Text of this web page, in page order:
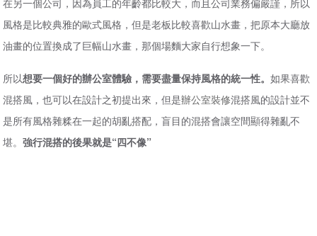
在另一個公司，因為員工的年齡都比較大，而且公司業務偏嚴謹，所以
風格是比較典雅的歐式風格，但是老板比較喜歡山水畫，把原本大廳放
油畫的位置換成了巨幅山水畫，那個場麵大家自行想象一下。
所以想要一個好的辦公室體驗，需要盡量保持風格的統一性。如果喜歡
混搭風，也可以在設計之初提出來，但是辦公室裝修混搭風的設計並不
是所有風格雜糅在一起的胡亂搭配，盲目的混搭會讓空間顯得雜亂不
堪。強行混搭的後果就是“四不像”